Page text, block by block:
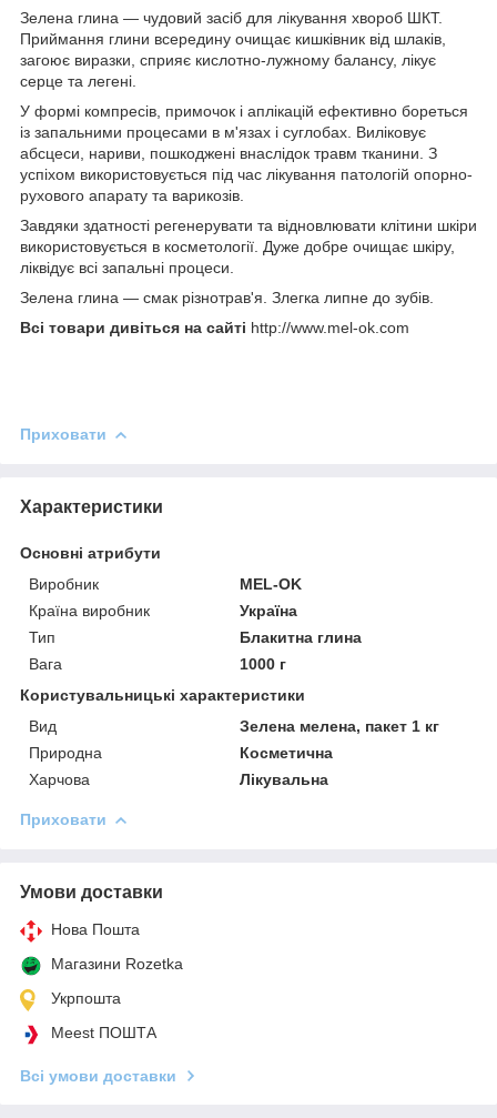
Зелена глина — чудовий засіб для лікування хвороб ШКТ.
Приймання глини всередину очищає кишківник від шлаків,
загоює виразки, сприяє кислотно-лужному балансу, лікує
серце та легені.
У формі компресів, примочок і аплікацій ефективно бореться
із запальними процесами в м'язах і суглобах. Виліковує
абсцеси, нариви, пошкоджені внаслідок травм тканини. З
успіхом використовується під час лікування патологій опорно-
рухового апарату та варикозів.
Завдяки здатності регенерувати та відновлювати клітини шкіри
використовується в косметології. Дуже добре очищає шкіру,
ліквідує всі запальні процеси.
Зелена глина — смак різнотрав'я. Злегка липне до зубів.
Всі товари дивіться на сайті http://www.mel-ok.com
Приховати
Характеристики
Основні атрибути
Виробник
MEL-OK
Країна виробник
Україна
Тип
Блакитна глина
Вага
1000 г
Користувальницькі характеристики
Вид
Зелена мелена, пакет 1 кг
Природна
Косметична
Харчова
Лікувальна
Приховати
Умови доставки
Нова Пошта
Магазини Rozetka
Укрпошта
Meest ПОШТА
Всі умови доставки